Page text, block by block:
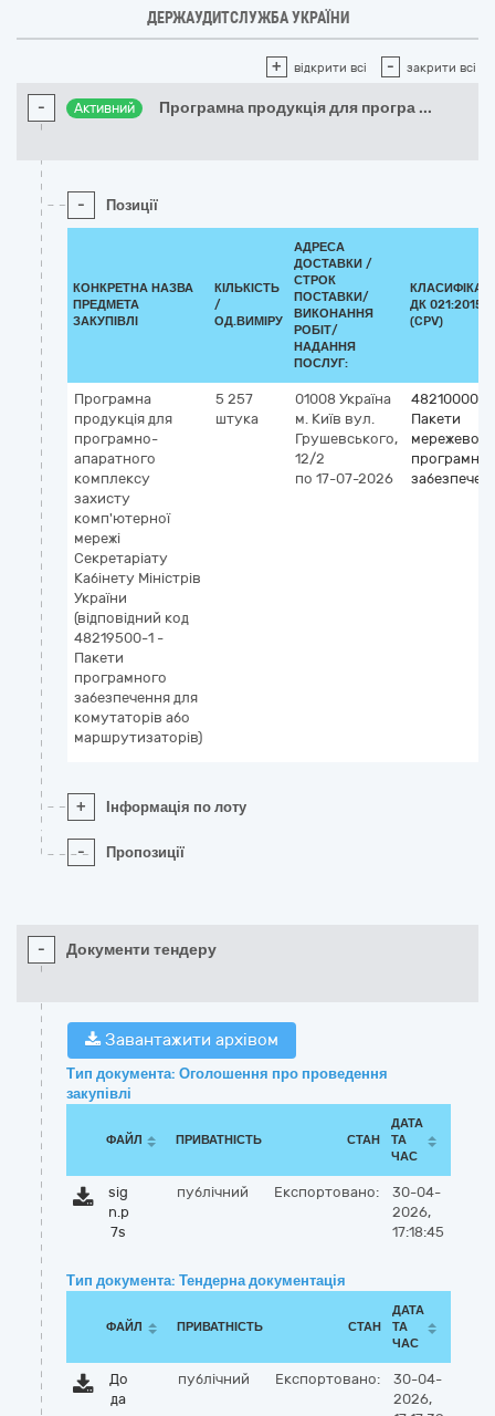
ДЕРЖАУДИТСЛУЖБА УКРАЇНИ
+ відкрити всі - закрити всі
- Активний Програмна продукція для програ ...
- Позиції
КОНКРЕТНА НАЗВА
ПРЕДМЕТА
ЗАКУПІВЛІ
КІЛЬКІСТЬ
/
ОД.ВИМІРУ
АДРЕСА
ДОСТАВКИ /
СТРОК
ПОСТАВКИ/
ВИКОНАННЯ
РОБІТ/
НАДАННЯ
ПОСЛУГ:
ДК 021:2015
(CPV)
Програмна
продукція для
програмно-
апаратного
комплексу
захисту
комп'ютерної
мережі
Секретаріату
Кабінету Міністрів
України
(відповідний код
48219500-1 -
Пакети
програмного
забезпечення для
комутаторів або
маршрутизаторів)
5 257
штука
01008 Україна
м. Київ вул.
Грушевського,
12/2
по 17-07-2026
48210000-3
Пакети
мережевого
+ Інформація по лоту
- Пропозиції
- Документи тендеру
Завантажити архівом
Тип документа: Оголошення про проведення
закупівлі
ФАЙЛ ПРИВАТНІСТЬ СТАН
ДАТА
ТА
ЧАС
sig
n.p
7s
публічний Експортовано:
30-04-
2026,
17:18:45
Тип документа: Тендерна документація
ФАЙЛ ПРИВАТНІСТЬ СТАН
ДАТА
ТА
ЧАС
До
да
публічний Експортовано:
30-04-
2026,